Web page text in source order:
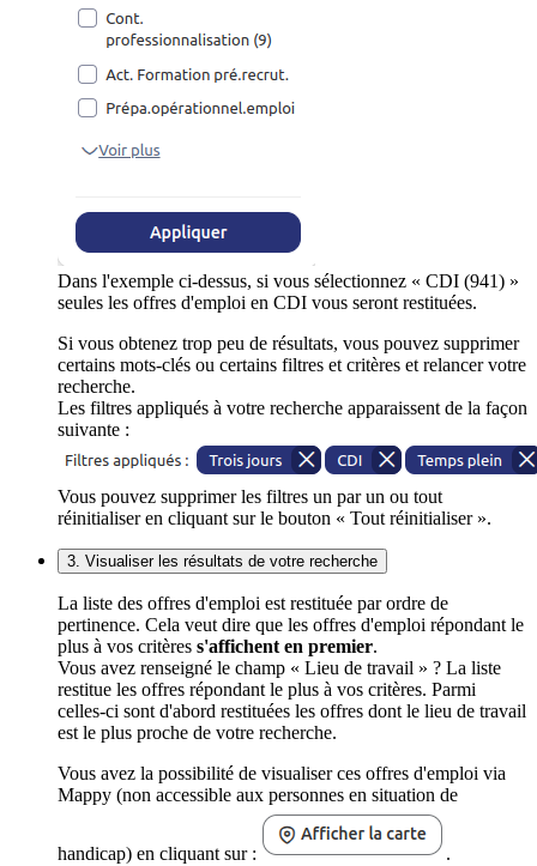
Dans l'exemple ci-dessus, si vous sélectionnez « CDI (941) »
seules les offres d'emploi en CDI vous seront restituées.
Si vous obtenez trop peu de résultats, vous pouvez supprimer
certains mots-clés ou certains filtres et critères et relancer votre
recherche.
Les filtres appliqués à votre recherche apparaissent de la façon
suivante :
Vous pouvez supprimer les filtres un par un ou tout
réinitialiser en cliquant sur le bouton « Tout réinitialiser ».
3. Visualiser les résultats de votre recherche
La liste des offres d'emploi est restituée par ordre de
pertinence. Cela veut dire que les offres d'emploi répondant le
plus à vos critères s'affichent en premier.
Vous avez renseigné le champ « Lieu de travail » ? La liste
restitue les offres répondant le plus à vos critères. Parmi
celles-ci sont d'abord restituées les offres dont le lieu de travail
est le plus proche de votre recherche.
Vous avez la possibilité de visualiser ces offres d'emploi via
Mappy (non accessible aux personnes en situation de
handicap) en cliquant sur :
.